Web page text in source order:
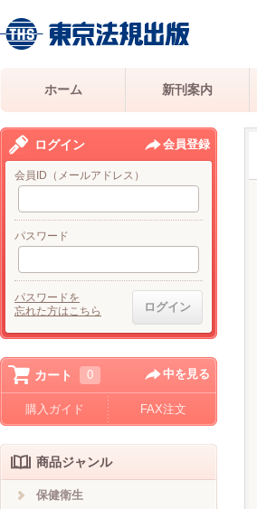
ホーム 新刊案内
ログイン 会員登録
会員ID（メールアドレス）
パスワード
パスワードを
忘れた方はこちら
カート 0 中を見る
購入ガイド FAX注文
商品ジャンル
保健衛生